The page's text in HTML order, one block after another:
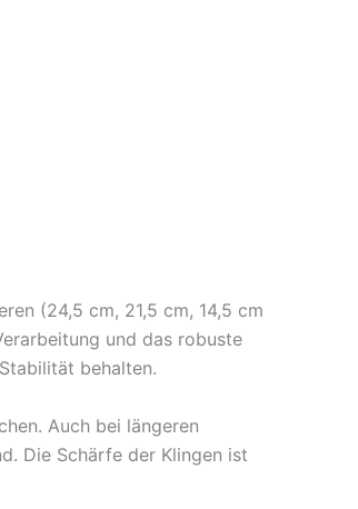
(24,5 cm, 21,5 cm, 14,5 cm
und das robuste
behalten.
Auch bei längeren
Die Schärfe der Klingen ist